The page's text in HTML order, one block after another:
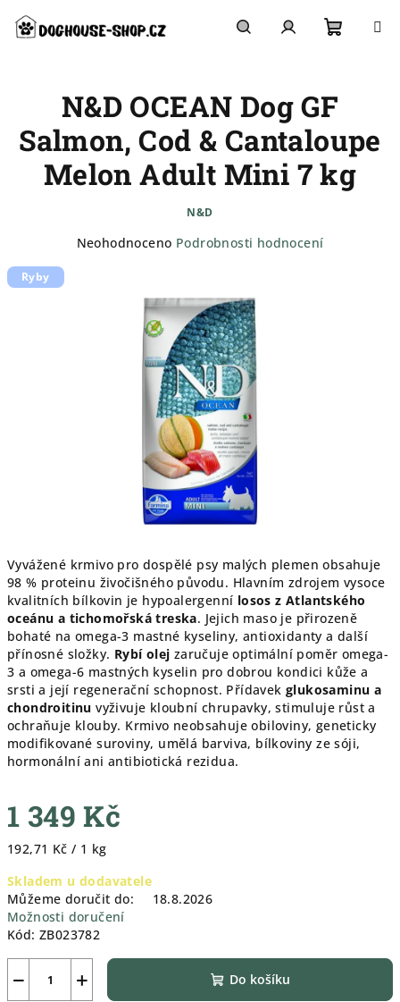
obsah
košík
Vyvážené krmivo pro dospělé psy malých plemen obsahuje
98 % proteinu živočišného původu. Hlavním zdrojem vysoce
kvalitních bílkovin je hypoalergenní losos z Atlantského
oceánu a tichomořská treska. Jejich maso je přirozeně
bohaté na omega-3 mastné kyseliny, antioxidanty a další
přínosné složky. Rybí olej zaručuje optimální poměr omega-
3 a omega-6 mastných kyselin pro dobrou kondici kůže a
srsti a její regenerační schopnost. Přídavek glukosaminu a
chondroitinu vyživuje kloubní chrupavky, stimuluje růst a
ochraňuje klouby. Krmivo neobsahuje obiloviny, geneticky
modifikované suroviny, umělá barviva, bílkoviny ze sóji,
hormonální ani antibiotická rezidua.
1 349 Kč
Měrná
192,71 Kč / 1 kg
Skladem u dodavatele
Můžeme doručit do:
18.8.2026
Možnosti doručení
Kód: ZB023782
+
− Do košíku
N&D OCEAN Dog GF
Salmon, Cod & Cantaloupe
Melon Adult Mini 7 kg
N&D
Průměrné
hvězdiček.
Neohodnoceno Podrobnosti hodnocení
Ryby